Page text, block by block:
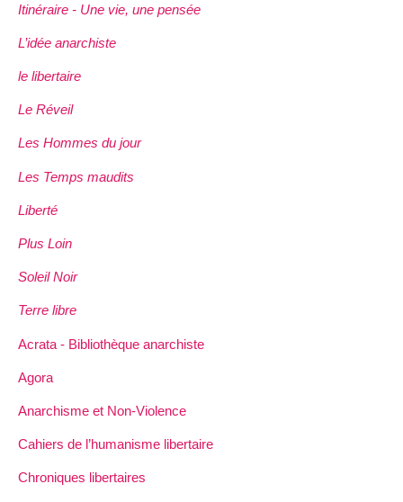
Itinéraire - Une vie, une pensée
L’idée anarchiste
le libertaire
Le Réveil
Les Hommes du jour
Les Temps maudits
Liberté
Plus Loin
Soleil Noir
Terre libre
Acrata - Bibliothèque anarchiste
Agora
Anarchisme et Non-Violence
Cahiers de l’humanisme libertaire
Chroniques libertaires